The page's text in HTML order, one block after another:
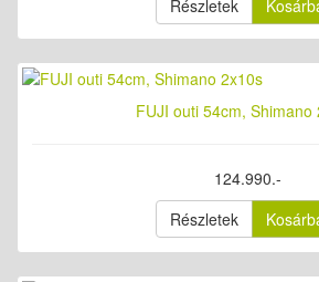
Részletek
FUJI outi 54cm, Shimano
124.990.-
Részletek